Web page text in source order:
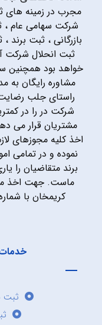
مجرب در زمینه
شرکت سهامی عام
بازرگانی ، ثبت
ثبت انحلال شرکت
خواهد بود همچنین
مشاوره رایگان به
راستای جلب
شرکت در را در
مشتریان قرار می
اخذ کلیه مجوزهای
نموده و در تمامی
برند متقاضیان
ماست. جهت اخذ
کریمخان با شماره ۰۲۱۸۷۱۴۶ تماس حاصل
ثبت